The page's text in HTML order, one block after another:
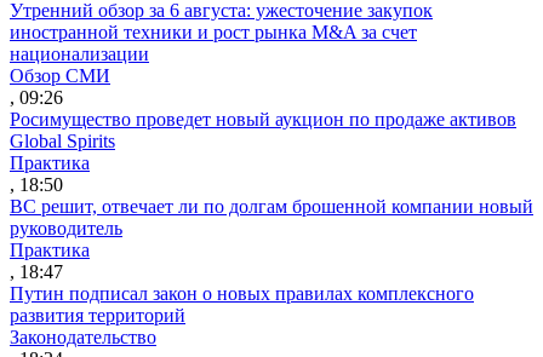
Утренний обзор за 6 августа: ужесточение закупок
иностранной техники и рост рынка M&A за счет
национализации
Обзор СМИ
, 09:26
Росимущество проведет новый аукцион по продаже активов
Global Spirits
Практика
, 18:50
ВС решит, отвечает ли по долгам брошенной компании новый
руководитель
Практика
, 18:47
Путин подписал закон о новых правилах комплексного
развития территорий
Законодательство